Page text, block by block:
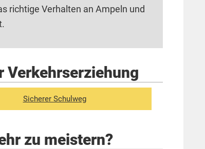
richtige Verhalten an Ampeln und
Verkehrserziehung
Sicherer Schulweg
zu meistern?